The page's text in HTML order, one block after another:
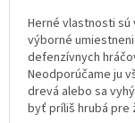
Herné vlastnosti sú
výborné
defenzívnych
Neodporúčame ju
drevá alebo sa
byť príliš hrubá pre